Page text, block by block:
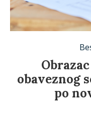
obaveznog
po